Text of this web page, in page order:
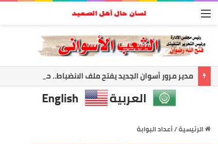
القائمة
العربية English
الرئيسية/أعداد البوابة